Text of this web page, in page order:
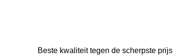
Beste kwaliteit tegen de scherpste prijs